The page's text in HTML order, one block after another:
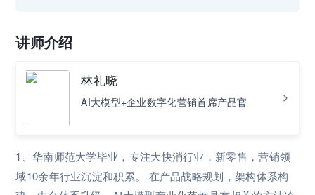
讲师介绍
林礼晓
AI大模型+企业数字化营销首席产品官
1、华南师范⼤学毕业，专注⼤快消行业，新零售，营销领
域10余年⾏业沉淀和积累。 在产品战略规划，架构体系构